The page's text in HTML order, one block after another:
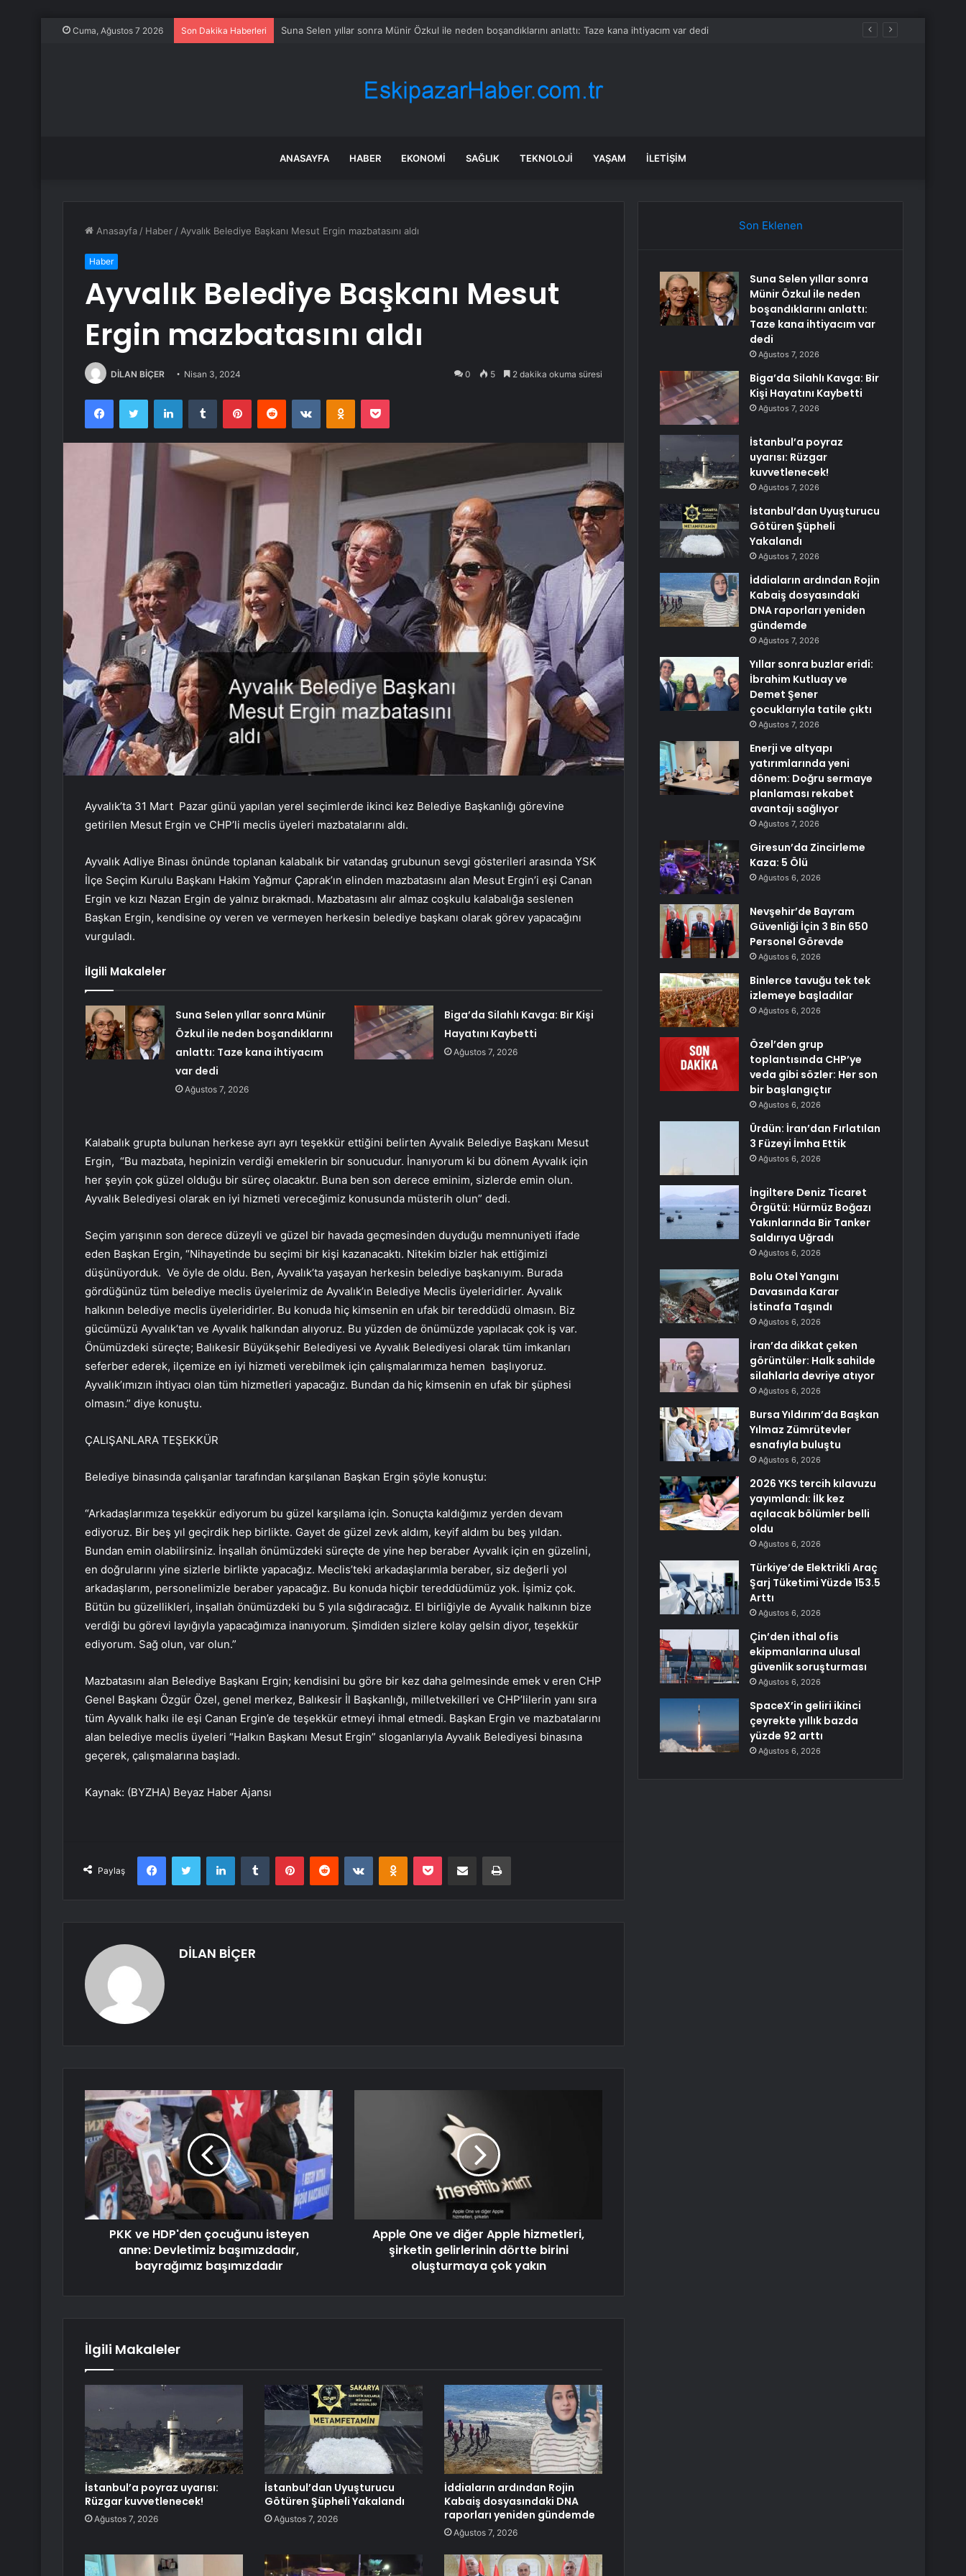
Cuma, Ağustos 7 2026 Son Dakika Haberleri Biga’da Silahlı Kavga: Bir Kişi Hayatını Kaybetti
ANASAYFA HABER EKONOMI SAĞLIK TEKNOLOJI YAŞAM İLETIŞIM
Anasayfa / Haber / Ayvalık Belediye Başkanı Mesut Ergin mazbatasını aldı
Haber
Ayvalık Belediye Başkanı Mesut
Ergin mazbatasını aldı
DİLAN BİÇER Nisan 3, 2024 0 5 2 dakika okuma süresi
FacebookTwitter LinkedInTumblr PinterestReddit VKontakteOdnoklassniki
Pocket
Ayvalık’ta 31 Mart Pazar günü yapılan yerel seçimlerde ikinci kez Belediye Başkanlığı görevine
getirilen Mesut Ergin ve CHP’li meclis üyeleri mazbatalarını aldı.
Ayvalık Adliye Binası önünde toplanan kalabalık bir vatandaş grubunun sevgi gösterileri arasında YSK
İlçe Seçim Kurulu Başkanı Hakim Yağmur Çaprak’ın elinden mazbatasını alan Mesut Ergin’i eşi Canan
Ergin ve kızı Nazan Ergin de yalnız bırakmadı. Mazbatasını alır almaz coşkulu kalabalığa seslenen
Başkan Ergin, kendisine oy veren ve vermeyen herkesin belediye başkanı olarak görev yapacağını
vurguladı.
İlgili Makaleler
Suna Selen yıllar sonra Münir
Özkul ile neden boşandıklarını
anlattı: Taze kana ihtiyacım
var dedi
Ağustos 7, 2026
Biga’da Silahlı Kavga: Bir Kişi
Hayatını Kaybetti
Ağustos 7, 2026
Kalabalık grupta bulunan herkese ayrı ayrı teşekkür ettiğini belirten Ayvalık Belediye Başkanı Mesut
Ergin, “Bu mazbata, hepinizin verdiği emeklerin bir sonucudur. İnanıyorum ki bu dönem Ayvalık için
her şeyin çok güzel olduğu bir süreç olacaktır. Buna ben son derece eminim, sizlerde emin olun.
Ayvalık Belediyesi olarak en iyi hizmeti vereceğimiz konusunda müsterih olun” dedi.
Seçim yarışının son derece düzeyli ve güzel bir havada geçmesinden duyduğu memnuniyeti ifade
eden Başkan Ergin, “Nihayetinde bu seçimi bir kişi kazanacaktı. Nitekim bizler hak ettiğimizi
düşünüyorduk. Ve öyle de oldu. Ben, Ayvalık’ta yaşayan herkesin belediye başkanıyım. Burada
gördüğünüz tüm belediye meclis üyelerimiz de Ayvalık’ın Belediye Meclis üyeleridirler. Ayvalık
halkının belediye meclis üyeleridirler. Bu konuda hiç kimsenin en ufak bir tereddüdü olmasın. Biz
gücümüzü Ayvalık’tan ve Ayvalık halkından alıyoruz. Bu yüzden de önümüzde yapılacak çok iş var.
Önümüzdeki süreçte; Balıkesir Büyükşehir Belediyesi ve Ayvalık Belediyesi olarak tüm imkanları
seferber ederek, ilçemize en iyi hizmeti verebilmek için çalışmalarımıza hemen başlıyoruz.
Ayvalık’ımızın ihtiyacı olan tüm hizmetleri yapacağız. Bundan da hiç kimsenin en ufak bir şüphesi
olmasın.” diye konuştu.
ÇALIŞANLARA TEŞEKKÜR
Belediye binasında çalışanlar tarafından karşılanan Başkan Ergin şöyle konuştu:
“Arkadaşlarımıza teşekkür ediyorum bu güzel karşılama için. Sonuçta kaldığımız yerden devam
ediyoruz. Bir beş yıl geçirdik hep birlikte. Gayet de güzel zevk aldım, keyif aldım bu beş yıldan.
Bundan emin olabilirsiniz. İnşallah önümüzdeki süreçte de yine hep beraber Ayvalık için en güzelini,
en doğrularını yine sizlerle birlikte yapacağız. Meclis’teki arkadaşlarımla beraber, siz değerli yol
arkadaşlarım, personelimizle beraber yapacağız. Bu konuda hiçbir tereddüdümüz yok. İşimiz çok.
Bütün bu güzellikleri, inşallah önümüzdeki bu 5 yıla sığdıracağız. El birliğiyle de Ayvalık halkının bize
verdiği bu görevi layığıyla yapacağımıza inanıyorum. Şimdiden sizlere kolay gelsin diyor, teşekkür
ediyorum. Sağ olun, var olun.”
Mazbatasını alan Belediye Başkanı Ergin; kendisini bu göre bir kez daha gelmesinde emek v eren CHP
Genel Başkanı Özgür Özel, genel merkez, Balıkesir İl Başkanlığı, milletvekilleri ve CHP’lilerin yanı sıra
tüm Ayvalık halkı ile eşi Canan Ergin’e de teşekkür etmeyi ihmal etmedi. Başkan Ergin ve mazbatalarını
alan belediye meclis üyeleri “Halkın Başkanı Mesut Ergin” sloganlarıyla Ayvalık Belediyesi binasına
geçerek, çalışmalarına başladı.
Kaynak: (BYZHA) Beyaz Haber Ajansı
Paylaş
FacebookTwitter LinkedInTumblr PinterestReddit VKontakteOdnoklassniki
Pocket E-Posta ile paylaş Yazdır
DİLAN BİÇER
PKK ve HDP'den çocuğunu isteyen
anne: Devletimiz başımızdadır,
bayrağımız başımızdadır
Apple One ve diğer Apple hizmetleri,
şirketin gelirlerinin dörtte birini
oluşturmaya çok yakın
İlgili Makaleler
İstanbul’a poyraz uyarısı:
Rüzgar kuvvetlenecek!
Ağustos 7, 2026
İstanbul’dan Uyuşturucu
Götüren Şüpheli Yakalandı
Ağustos 7, 2026
İddiaların ardından Rojin
Kabaiş dosyasındaki DNA
raporları yeniden gündemde
Ağustos 7, 2026
Son Eklenen
Suna Selen yıllar sonra
Münir Özkul ile neden
boşandıklarını anlattı:
Taze kana ihtiyacım var
dedi
Ağustos 7, 2026
Biga’da Silahlı Kavga: Bir
Kişi Hayatını Kaybetti
Ağustos 7, 2026
İstanbul’a poyraz
uyarısı: Rüzgar
kuvvetlenecek!
Ağustos 7, 2026
İstanbul’dan Uyuşturucu
Götüren Şüpheli
Yakalandı
Ağustos 7, 2026
İddiaların ardından Rojin
Kabaiş dosyasındaki
DNA raporları yeniden
gündemde
Ağustos 7, 2026
Yıllar sonra buzlar eridi:
İbrahim Kutluay ve
Demet Şener
çocuklarıyla tatile çıktı
Ağustos 7, 2026
Enerji ve altyapı
yatırımlarında yeni
dönem: Doğru sermaye
planlaması rekabet
avantajı sağlıyor
Ağustos 7, 2026
Giresun’da Zincirleme
Kaza: 5 Ölü
Ağustos 6, 2026
Nevşehir’de Bayram
Güvenliği İçin 3 Bin 650
Personel Görevde
Ağustos 6, 2026
Binlerce tavuğu tek tek
izlemeye başladılar
Ağustos 6, 2026
Özel’den grup
toplantısında CHP’ye
veda gibi sözler: Her son
bir başlangıçtır
Ağustos 6, 2026
Ürdün: İran’dan Fırlatılan
3 Füzeyi İmha Ettik
Ağustos 6, 2026
İngiltere Deniz Ticaret
Örgütü: Hürmüz Boğazı
Yakınlarında Bir Tanker
Saldırıya Uğradı
Ağustos 6, 2026
Bolu Otel Yangını
Davasında Karar
İstinafa Taşındı
Ağustos 6, 2026
İran’da dikkat çeken
görüntüler: Halk sahilde
silahlarla devriye atıyor
Ağustos 6, 2026
Bursa Yıldırım’da Başkan
Yılmaz Zümrütevler
esnafıyla buluştu
Ağustos 6, 2026
2026 YKS tercih kılavuzu
yayımlandı: İlk kez
açılacak bölümler belli
oldu
Ağustos 6, 2026
Türkiye’de Elektrikli Araç
Şarj Tüketimi Yüzde 153.5
Arttı
Ağustos 6, 2026
Çin’den ithal ofis
ekipmanlarına ulusal
güvenlik soruşturması
Ağustos 6, 2026
SpaceX’in geliri ikinci
çeyrekte yıllık bazda
yüzde 92 arttı
Ağustos 6, 2026